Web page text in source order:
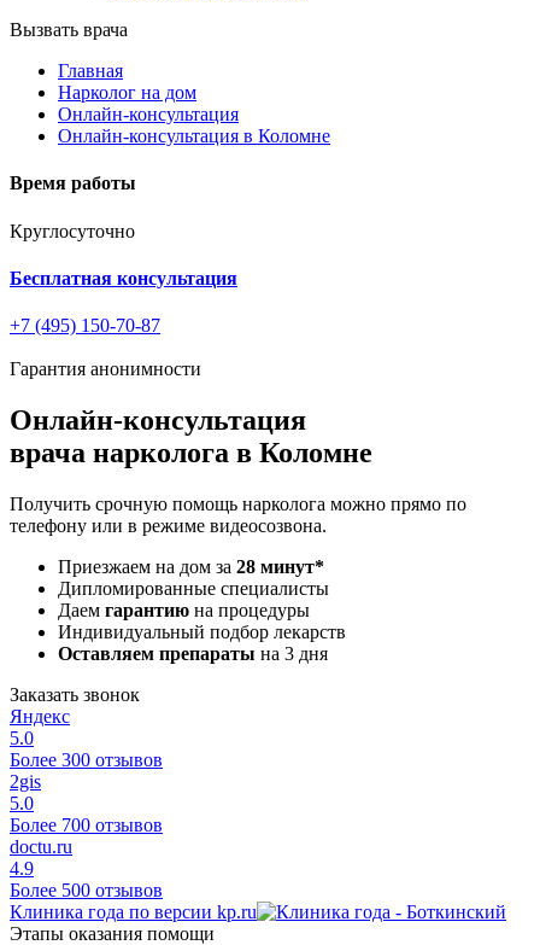
Вызвать врача
Главная
Нарколог на дом
Онлайн-консультация
Онлайн-консультация в Коломне
Время работы
Круглосуточно
Бесплатная консультация
+7 (495) 150-70-87
Гарантия анонимности
Онлайн-консультация
врача нарколога в Коломне
Получить срочную помощь нарколога можно прямо по
телефону или в режиме видеосозвона.
Приезжаем на дом за 28 минут*
Дипломированные специалисты
Даем гарантию на процедуры
Индивидуальный подбор лекарств
Оставляем препараты на 3 дня
Заказать звонок
Яндекс
5.0
Более 300 отзывов
2gis
5.0
Более 700 отзывов
doctu.ru
4.9
Более 500 отзывов
Клиника года по версии kp.ru
Этапы оказания помощи